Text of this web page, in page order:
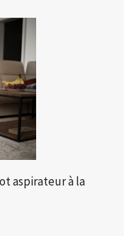
aspirateur à la